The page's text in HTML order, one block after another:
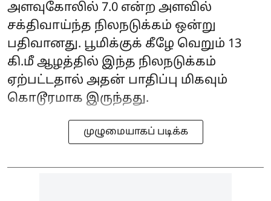
அளவுகோலில் 7.0 என்ற அளவில்
சக்திவாய்ந்த நிலநடுக்கம் ஒன்று
பதிவானது. பூமிக்குக் கீழே வெறும் 13
கி.மீ ஆழத்தில் இந்த நிலநடுக்கம்
ஏற்பட்டதால் அதன் பாதிப்பு மிகவும்
கொடூரமாக இருந்தது.
முழுமையாகப் படிக்க